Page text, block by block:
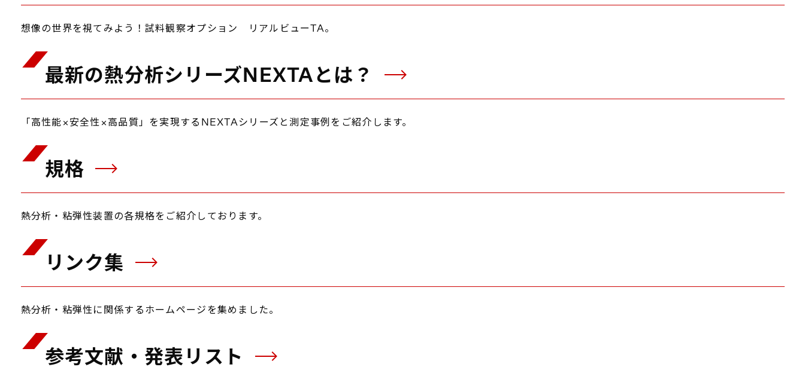
想像の世界を視てみよう！試料観察オプション リアルビューTA。
最新の熱分析シリーズNEXTAとは？
「高性能×安全性×高品質」を実現するNEXTAシリーズと測定事例をご紹介します。
規格
熱分析・粘弾性装置の各規格をご紹介しております。
リンク集
熱分析・粘弾性に関係するホームページを集めました。
参考文献・発表リスト